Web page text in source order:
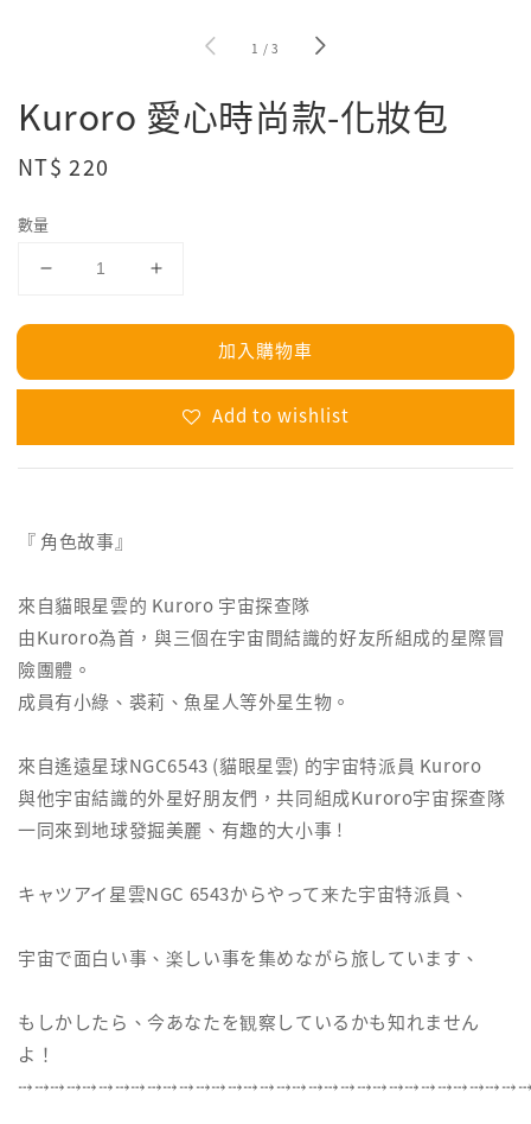
1 /3
Kuroro 愛心時尚款-化妝包
Regular
NT$ 220
數量
加入購物車
Add to wishlist
『 角色故事』
來自貓眼星雲的 Kuroro 宇宙探查隊
由Kuroro為首，與三個在宇宙間結識的好友所組成的星際冒
險團體。
成員有小綠、裘莉、魚星人等外星生物。
來自遙遠星球NGC6543 (貓眼星雲) 的宇宙特派員 Kuroro
與他宇宙結識的外星好朋友們，共同組成Kuroro宇宙探查隊
一同來到地球發掘美麗、有趣的大小事 !
キャツアイ星雲NGC 6543からやって来た宇宙特派員、
宇宙で面白い事、楽しい事を集めながら旅しています、
もしかしたら、今あなたを観察しているかも知れません
よ！